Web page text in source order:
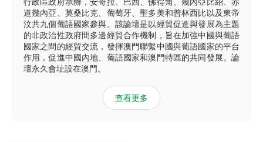
道幾內亞、莫桑比克、葡萄牙、聖多美和普林西比以及東帝
汶共九個葡語國家參與。該論壇是以經貿促進與發展為主題
的非政治性政府間多邊經貿合作機制，旨在加強中國與葡語
國家之間的經貿交流，發揮澳門聯繫中國與葡語國家的平台
作用，促進中國內地、葡語國家和澳門特區的共同發展。論
壇永久會址設在澳門。
查看更多